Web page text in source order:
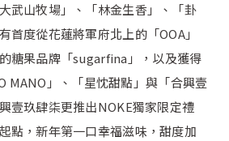
武山牧場」、「林金生香」、「卦
首度從花蓮將軍府北上的「OOA」
糖果品牌「sugarfina」，以及獲得
MANO」、「星忱甜點」與「合興壹
壹玖肆柒更推出NOKE獨家限定禮
點，新年第一口幸福滋味，甜度加